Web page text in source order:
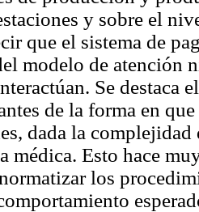
y sobre el
que el sistema de
modelo de atención
Se destaca
de la forma en
dada la complejidad
médica. Esto hace
los